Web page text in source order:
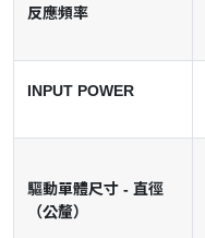
反應頻率
INPUT POWER
驅動單體尺寸 - 直徑
（公釐）